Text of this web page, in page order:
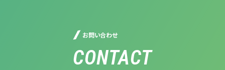
お問い合わせ
CONTACT